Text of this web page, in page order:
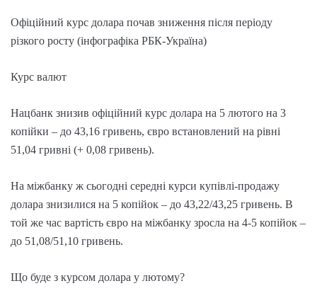
Офіційний курс долара почав зниження після періоду
різкого росту (інфографіка РБК-Україна)
Курс валют
Нацбанк знизив офіційний курс долара на 5 лютого на 3
копійки – до 43,16 гривень, євро встановлений на рівні
51,04 гривні (+ 0,08 гривень).
На міжбанку ж сьогодні середні курси купівлі-продажу
долара знизилися на 5 копійок – до 43,22/43,25 гривень. В
той же час вартість євро на міжбанку зросла на 4-5 копійок –
до 51,08/51,10 гривень.
Що буде з курсом долара у лютому?